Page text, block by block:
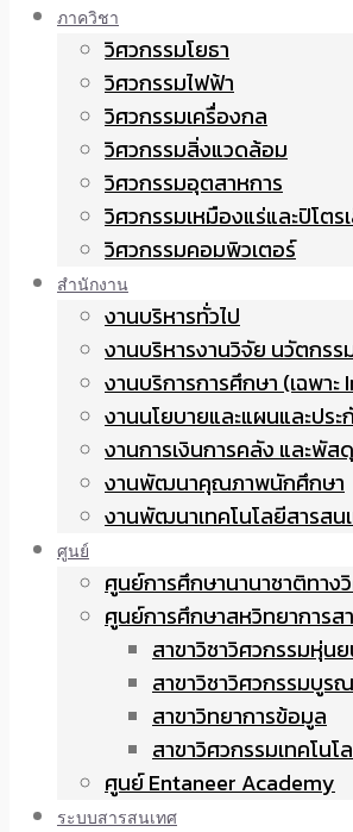
ภาควิชา
วิศวกรรมโยธา
วิศวกรรมไฟฟ้า
วิศวกรรมเครื่องกล
วิศวกรรมสิ่งแวดล้อม
วิศวกรรมอุตสาหการ
วิศวกรรมเหมืองแร่และปิโตร
วิศวกรรมคอมพิวเตอร์
สำนักงาน
งานบริหารทั่วไป
งานบริหารงานวิจัย นวัตกรร
งานบริการการศึกษา (เฉพาะ
งานนโยบายและแผนและปร
งานการเงินการคลัง และพัสดุ
งานพัฒนาคุณภาพนักศึกษา
งานพัฒนาเทคโนโลยีสารสน
ศูนย์
ศูนย์การศึกษานานาชาติทาง
ศูนย์การศึกษาสหวิทยาการส
สาขาวิชาวิศวกรรมหุ่
สาขาวิชาวิศวกรรมบูร
สาขาวิทยาการข้อมูล
สาขาวิศวกรรมเทคโน
ศูนย์ Entaneer Academy
ระบบสารสนเทศ